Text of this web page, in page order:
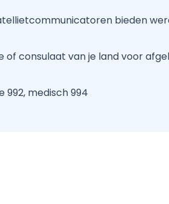
bieden
of consulaat van je land voor
992, medisch 994